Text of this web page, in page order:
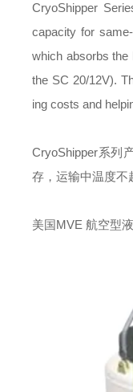
CryoShipper
capacity for
which absorbs the
the SC 20/12V).
ing costs and
CryoShipper系列
存，运输中温度不
美国MVE 航空型